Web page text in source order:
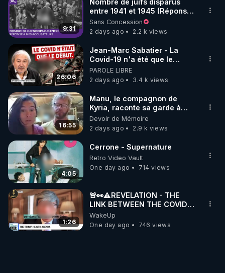
9:31
Nombre de juifs disparus
entre 1941 et 1945 (Réponse
à mes accusateurs)
Sans Concession
2 days ago
2.2 k views
26:06
Jean-Marc Sabatier - La
Covid-19 n'a été que le
début - L'ARNm & l'ARNm-aa
jusqu où auront-t-il ?
PAROLE LIBRE
2 days ago
3.4 k views
16:55
Manu, le compagnon de
Kyria, raconte sa garde à
vue musclée. PARTAGEZ!
Devoir de Mémoire
2 days ago
2.9 k views
4:05
Cerrone - Supernature
Retro Video Vault
One day ago
714 views
1:26
🚨👀⚠️REVELATION - THE
LINK BETWEEN THE COVID
VACCINE AND CANCER -LIEN
VACCIN COVID ET CANCER
WakeUp
One day ago
746 views